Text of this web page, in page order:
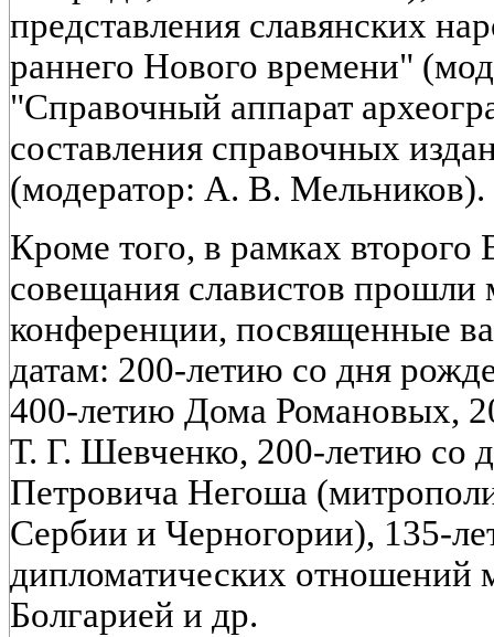
представления славянских
раннего Нового времени"
"Справочный аппарат
составления справочных
(модератор: А. В. Мельников).
Кроме того, в рамках второго
совещания славистов
конференции, посвященные
датам: 200-летию со дня
400-летию Дома Романовых,
Т. Г. Шевченко, 200-летию со
Петровича Негоша
Сербии и Черногории), 135-
дипломатических отношений
Болгарией и др.